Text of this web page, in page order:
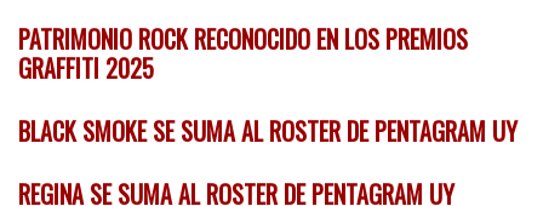
PATRIMONIO ROCK RECONOCIDO EN LOS PREMIOS
GRAFFITI 2025
BLACK SMOKE SE SUMA AL ROSTER DE PENTAGRAM UY
REGINA SE SUMA AL ROSTER DE PENTAGRAM UY